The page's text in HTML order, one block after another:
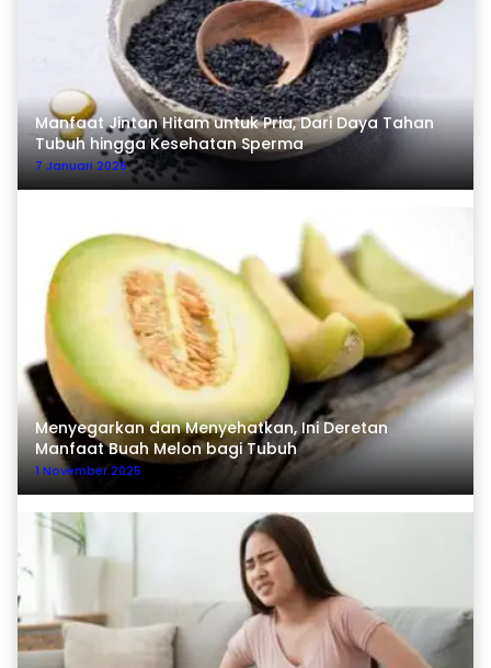
Manfaat Jintan Hitam untuk Pria, Dari Daya Tahan
Tubuh hingga Kesehatan Sperma
7 Januari 2026
Menyegarkan dan Menyehatkan, Ini Deretan
Manfaat Buah Melon bagi Tubuh
1 November 2025